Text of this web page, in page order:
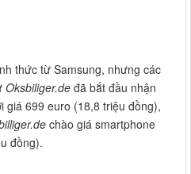
thức từ Samsung, nhưng các
Oksbiliger.de đã bắt đầu nhận
giá 699 euro (18,8 triệu đồng),
chào giá smartphone
đồng).